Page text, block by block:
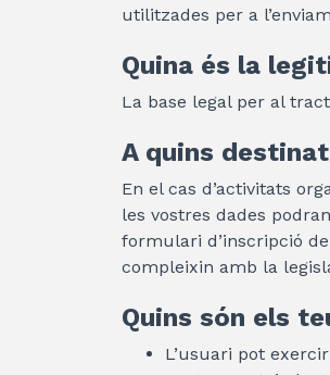
utilitzades per a
Quina és la
La base legal per al
A quins
En el cas d’activitats
les vostres dades
formulari d’inscripció
compleixin amb la
Quins són els
L’usuari pot